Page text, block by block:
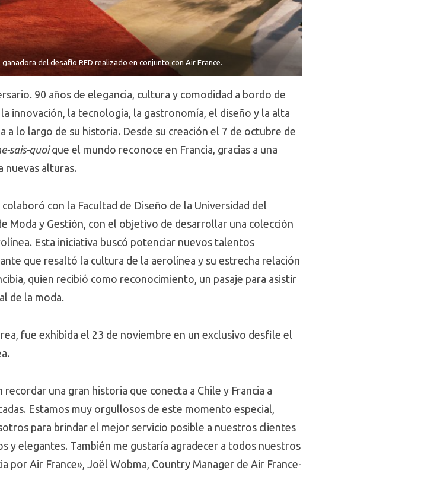
del desafío RED realizado en conjunto con Air France.
90 años de elegancia, cultura y comodidad a bordo de
innovación, la tecnología, la gastronomía, el diseño y la alta
a lo largo de su historia. Desde su creación el 7 de octubre de
sais-quoique el mundo reconoce en Francia, gracias a una
nuevas alturas.
con la Facultad de Diseño de la Universidad del
Moda y Gestión, con el objetivo de desarrollar una colección
Esta iniciativa buscó potenciar nuevos talentos
que resaltó la cultura de la aerolínea y su estrecha relación
quien recibió como reconocimiento, un pasaje para asistir
de la moda.
fue exhibida el 23 de noviembre en un exclusivo desfile el
una gran historia que conecta a Chile y Francia a
Estamos muy orgullosos de este momento especial,
para brindar el mejor servicio posible a nuestros clientes
y elegantes. También me gustaría agradecer a todos nuestros
por Air France», Joël Wobma, Country Manager de Air France-